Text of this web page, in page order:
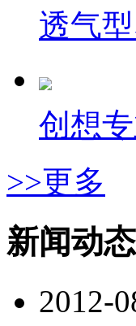
透气
创想
>>更多
新闻动态
2012-